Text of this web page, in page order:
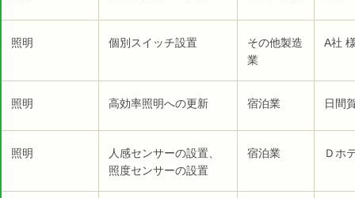
照明 個別スイッチ設置
その他製造
業
A社
照明 高効率照明への更新 宿泊業 日間
照明
人感センサーの設置、
照度センサーの設置
宿泊業 Ｄホ